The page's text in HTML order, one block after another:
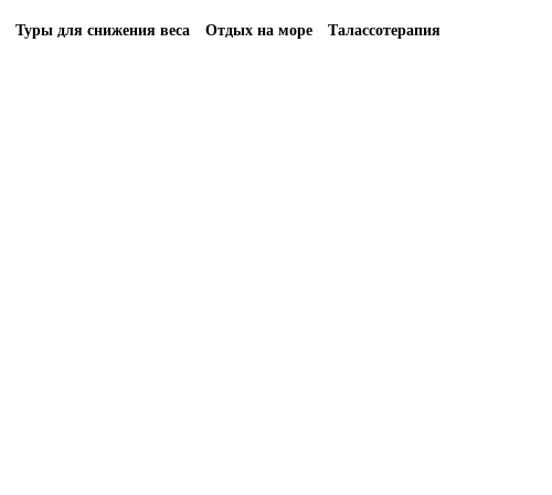
Туры для снижения веса Отдых на море Талассотерапия